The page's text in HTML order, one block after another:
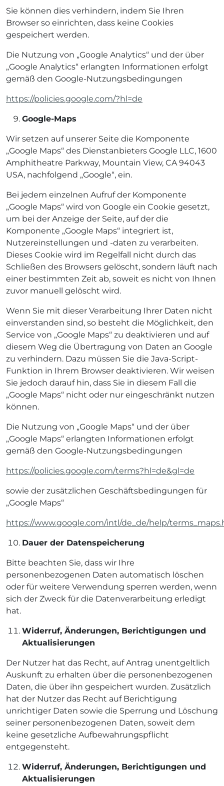
Sie können dies verhindern, indem Sie Ihren
Browser so einrichten, dass keine Cookies
gespeichert werden.
Die Nutzung von „Google Analytics“ und der über
„Google Analytics“ erlangten Informationen erfolgt
gemäß den Google-Nutzungsbedingungen
https://policies.google.com/?hl=de
Google-Maps
Wir setzen auf unserer Seite die Komponente
„Google Maps“ des Dienstanbieters Google LLC, 1600
Amphitheatre Parkway, Mountain View, CA 94043
USA, nachfolgend „Google“, ein.
Bei jedem einzelnen Aufruf der Komponente
„Google Maps“ wird von Google ein Cookie gesetzt,
um bei der Anzeige der Seite, auf der die
Komponente „Google Maps“ integriert ist,
Nutzereinstellungen und -daten zu verarbeiten.
Dieses Cookie wird im Regelfall nicht durch das
Schließen des Browsers gelöscht, sondern läuft nach
einer bestimmten Zeit ab, soweit es nicht von Ihnen
zuvor manuell gelöscht wird.
Wenn Sie mit dieser Verarbeitung Ihrer Daten nicht
einverstanden sind, so besteht die Möglichkeit, den
Service von „Google Maps“ zu deaktivieren und auf
diesem Weg die Übertragung von Daten an Google
zu verhindern. Dazu müssen Sie die Java-Script-
Funktion in Ihrem Browser deaktivieren. Wir weisen
Sie jedoch darauf hin, dass Sie in diesem Fall die
„Google Maps“ nicht oder nur eingeschränkt nutzen
können.
Die Nutzung von „Google Maps“ und der über
„Google Maps“ erlangten Informationen erfolgt
gemäß den Google-Nutzungsbedingungen
https://policies.google.com/terms?hl=de&gl=de
sowie der zusätzlichen Geschäftsbedingungen für
„Google Maps“
https://www.google.com/intl/de_de/help/
Dauer der Datenspeicherung
Bitte beachten Sie, dass wir Ihre
personenbezogenen Daten automatisch löschen
oder für weitere Verwendung sperren werden, wenn
sich der Zweck für die Datenverarbeitung erledigt
hat.
Widerruf, Änderungen, Berichtigungen und
Aktualisierungen
Der Nutzer hat das Recht, auf Antrag unentgeltlich
Auskunft zu erhalten über die personenbezogenen
Daten, die über ihn gespeichert wurden. Zusätzlich
hat der Nutzer das Recht auf Berichtigung
unrichtiger Daten sowie die Sperrung und Löschung
seiner personenbezogenen Daten, soweit dem
keine gesetzliche Aufbewahrungspflicht
entgegensteht.
Widerruf, Änderungen, Berichtigungen und
Aktualisierungen